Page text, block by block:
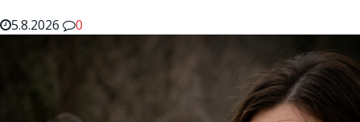
5.8.2026
0